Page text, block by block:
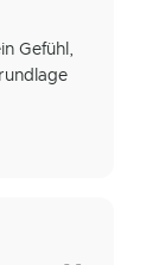
Gefühl,